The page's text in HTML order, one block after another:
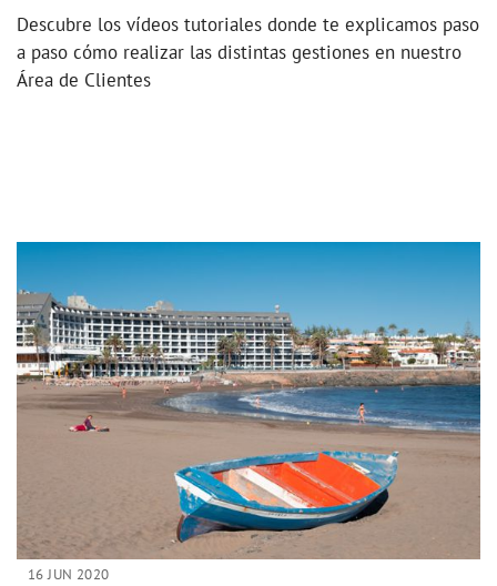
Descubre los vídeos tutoriales donde te explicamos paso
a paso cómo realizar las distintas gestiones en nuestro
Área de Clientes
16 JUN 2020